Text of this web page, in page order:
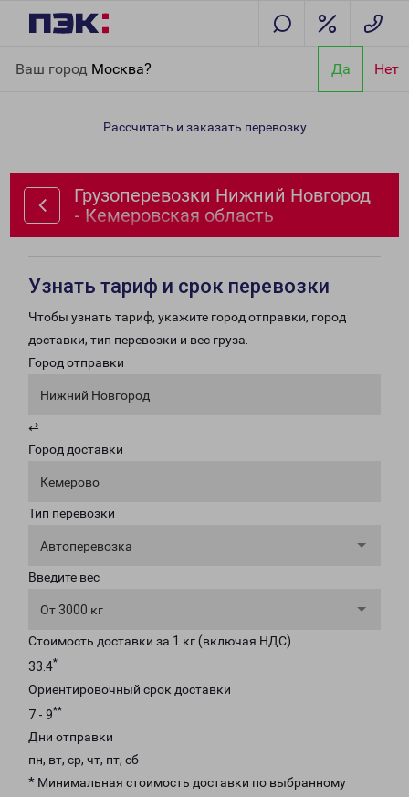
Ваш город Москва? Да Нет
Кемеровская область
Рассчитать и заказать перевозку
Грузоперевозки Нижний Новгород
- Кемеровская область
Узнать тариф и срок перевозки
Чтобы узнать тариф, укажите город отправки, город
доставки, тип перевозки и вес груза.
Город отправки
Нижний Новгород
⇄
Город доставки
Кемерово
Тип перевозки
Автоперевозка
Введите вес
От 3000 кг
Стоимость доставки за 1 кг (включая НДС)
33.4*
Ориентировочный срок доставки
7 - 9**
Дни отправки
пн, вт, ср, чт, пт, сб
* Минимальная стоимость доставки по выбранному